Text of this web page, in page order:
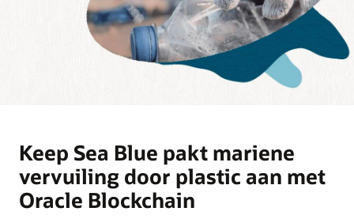
Keep Sea Blue pakt mariene
vervuiling door plastic aan met
Oracle Blockchain